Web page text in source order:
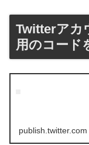
Twitterアカ
用のコード
publish.twitter.com